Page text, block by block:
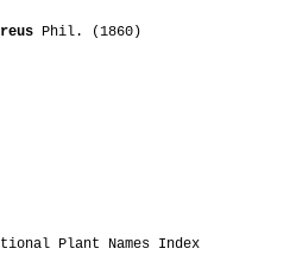
BIG114
Phil. (1860)
Plant Names Index